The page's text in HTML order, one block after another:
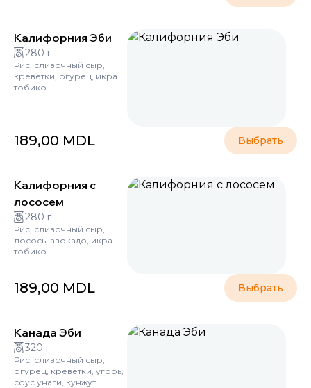
Калифорния Эби
280 г
Рис, сливочный сыр,
креветки, огурец, икра
тобико.
189,00 MDL Выбрать
Калифорния с
лососем
280 г
Рис, сливочный сыр,
лосось, авокадо, икра
тобико.
189,00 MDL Выбрать
Канада Эби
320 г
Рис, сливочный сыр,
огурец, креветки, угорь,
соус унаги, кунжут.